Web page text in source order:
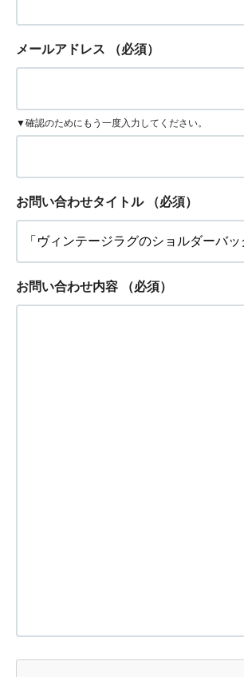
メールアドレス （必須）
▼確認のためにもう一度入力してください。
お問い合わせタイトル （必須）
お問い合わせ内容 （必須）